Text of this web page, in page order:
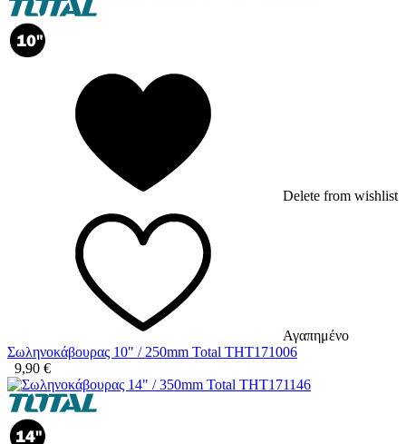
Delete from wishlist
Αγαπημένο
Σωληνοκάβουρας 10" / 250mm Total THT171006
9,90 €